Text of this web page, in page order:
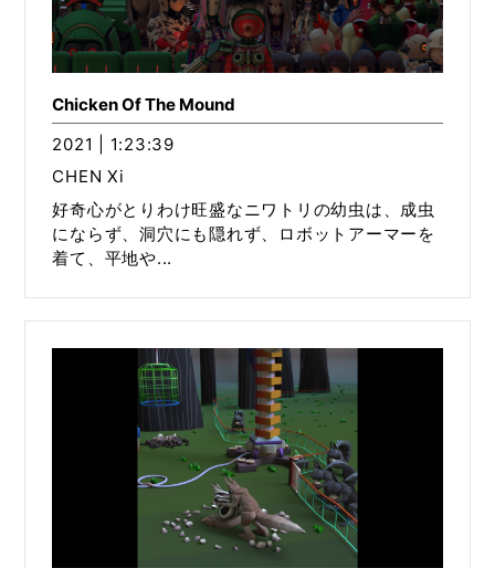
Chicken Of The Mound
2021 | 1:23:39
CHEN Xi
好奇心がとりわけ旺盛なニワトリの幼虫は、成虫
にならず、洞穴にも隠れず、ロボットアーマーを
着て、平地や...